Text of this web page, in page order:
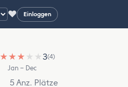
♥ Einloggen
★ ★ ★ ★ ★3(4)
Jan – Dec
5 Anz. Plätze